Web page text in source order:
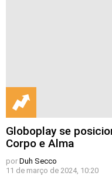
Globoplay se
Corpo e Alma
por Duh Secco
11 de março de 2024, 10:20